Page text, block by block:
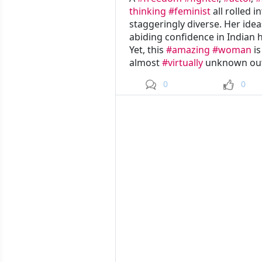
thinking #feministall rolled
staggeringly diverse. Her
abiding confidence in Indian
Yet, this #amazing #woman
almost#virtually unknown
0 0